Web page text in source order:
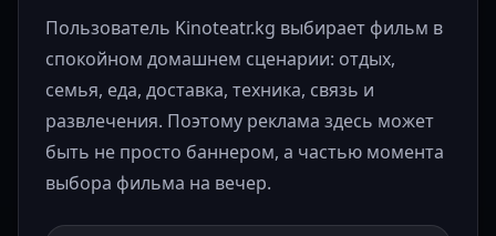
Пользователь Kinoteatr.kg выбирает фильм в
спокойном домашнем сценарии: отдых,
семья, еда, доставка, техника, связь и
развлечения. Поэтому реклама здесь может
быть не просто баннером, а частью момента
выбора фильма на вечер.